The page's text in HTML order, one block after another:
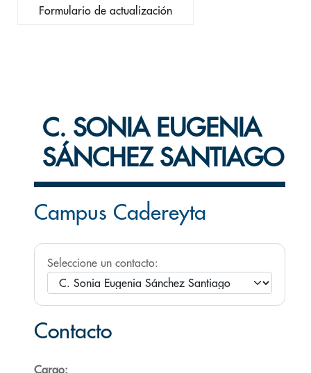
Formulario de actualización
C. SONIA EUGENIA
SÁNCHEZ SANTIAGO
Campus Cadereyta
Seleccione un contacto:
Contacto
Cargo: